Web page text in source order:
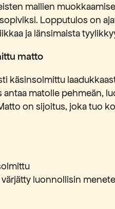
mallien
Lopputulos on
ja länsimaista
matto
käsinsolmittu
matolle pehmeän,
on sijoitus, joka tuo
värjätty luonnollisin